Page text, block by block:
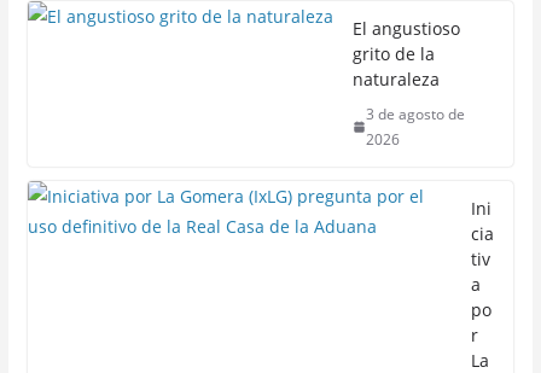
El angustioso
grito de la
naturaleza
3 de agosto de
2026
Ini
cia
tiv
a
po
r
La